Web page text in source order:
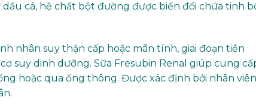
dầu cá, hệ chất bột đường được biến đổi chứa tinh
nhân suy thận cấp hoặc mãn tính, giai đoạn tiền
suy dinh dưỡng. Sữa Fresubin Renal giúp cung
hoặc qua ống thông. Được xác định bởi nhân